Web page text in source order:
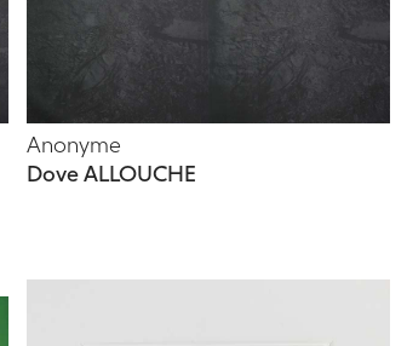
Anonyme
Dove ALLOUCHE